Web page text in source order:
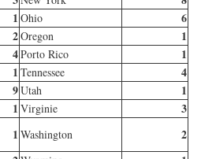
1 Ohio 6
2Oregon 1
4Porto Rico 1
1 Tennessee 4
9Utah 1
1 Virginie 3
1 Washington 2